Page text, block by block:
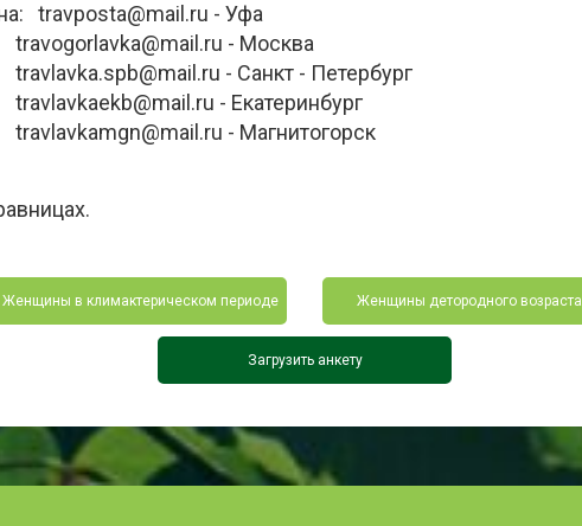
travposta@mail.ru - Уфа
- Москва
- Санкт - Петербург
- Екатеринбург
- Магнитогорск
Женщины в климактерическом периоде Женщины детородного возраста
Загрузить анкету